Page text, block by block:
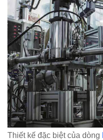
Thiết kế đặc biệt của dòng